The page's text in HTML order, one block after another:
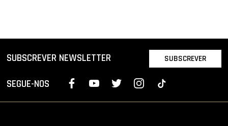
SUBSCREVER NEWSLETTER SUBSCREVER
SEGUE-NOS